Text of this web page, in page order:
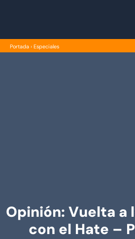
Portada › Especiales
Opinión: Vuelta a
con el Hate –